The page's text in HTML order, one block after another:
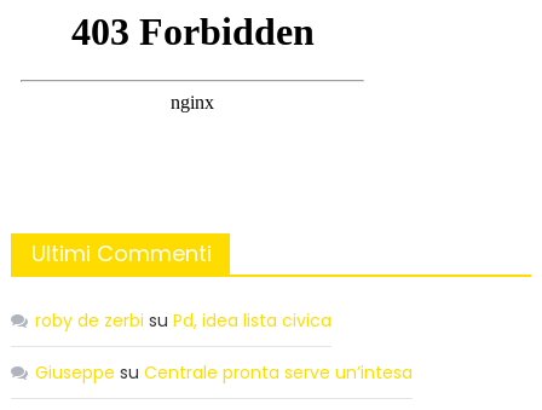
Ultimi Commenti
roby de zerbi su Pd, idea lista civica
Giuseppe su Centrale pronta serve un’intesa